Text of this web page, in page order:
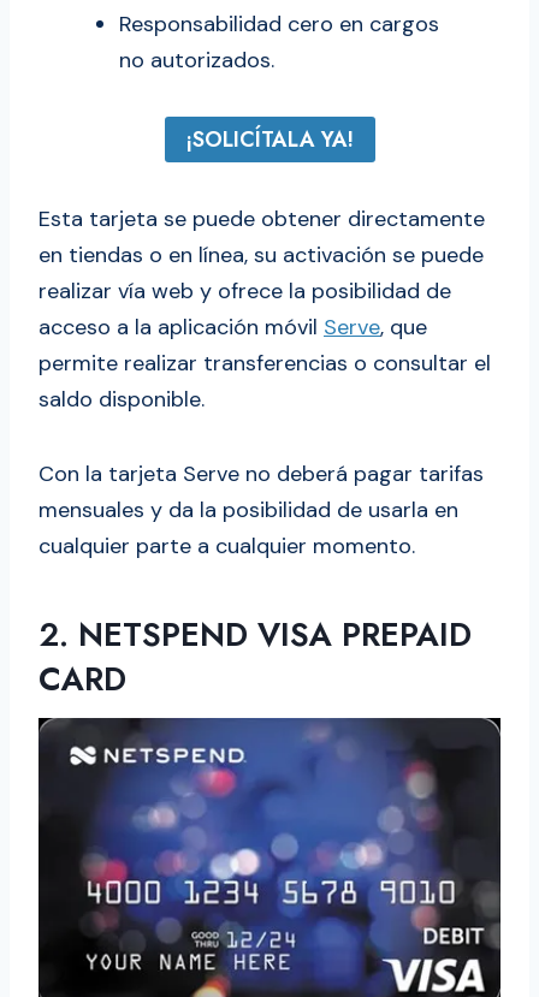
Responsabilidad cero en cargos
no autorizados.
¡SOLICÍTALA YA!
Esta tarjeta se puede obtener directamente
en tiendas o en línea, su activación se puede
realizar vía web y ofrece la posibilidad de
acceso a la aplicación móvil Serve, que
permite realizar transferencias o consultar el
saldo disponible.
Con la tarjeta Serve no deberá pagar tarifas
mensuales y da la posibilidad de usarla en
cualquier parte a cualquier momento.
2. NETSPEND VISA PREPAID
CARD